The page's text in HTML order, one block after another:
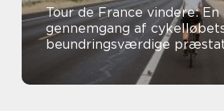
Tour de France vindere:
gennemgang af
beundringsværdige